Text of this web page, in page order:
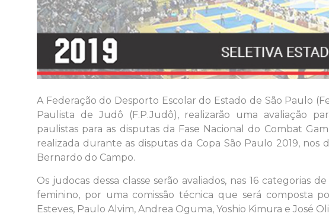
A Federação do Desporto Escolar do Estado de São Paulo
Paulista de Judô (F.P.Judô), realizarão uma avaliação
paulistas para as disputas da Fase Nacional do Combat
realizada durante as disputas da Copa São Paulo 2019, nos
Bernardo do Campo.
Os judocas dessa classe serão avaliados, nas 16 categorias
feminino, por uma comissão técnica que será composta
Esteves, Paulo Alvim, Andrea Oguma, Yoshio Kimura e José